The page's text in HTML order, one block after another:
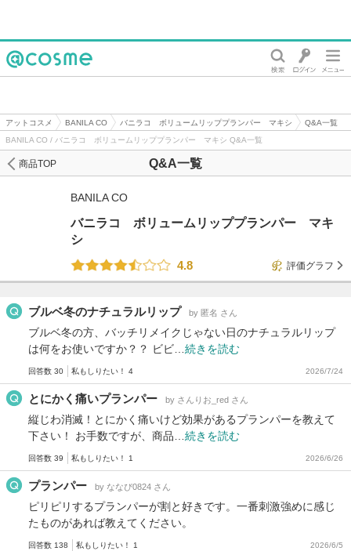
アットコスメ BANILA CO バニラコ ボリュームリッププランパー マキシ
Q&A一覧
BANILA CO / バニラコ ボリュームリッププランパー マキシ Q&A一覧
Q&A一覧
商品TOP
BANILA CO
バニラコ ボリュームリッププランパー マキ
シ
4.8
評価グラフ
ブルベ冬のナチュラルリップ by 匿名 さん
ブルベ冬の方、バッチリメイクじゃない日のナチュラルリップ
は何をお使いですか？？ ビビ… 続きを読む
回答数 30 私もしりたい！ 4 2026/7/24
とにかく痛いプランパー by さんりお_red さん
縦じわ消滅！とにかく痛いけど効果があるプランパーを教えて
下さい！ お手数ですが、商品… 続きを読む
回答数 39 私もしりたい！ 1 2026/6/26
プランパー by ななぴ0824 さん
ピリピリするプランパーが割と好きです。一番刺激強めに感じ
たものがあれば教えてください。
回答数 138 私もしりたい！ 1 2026/6/5